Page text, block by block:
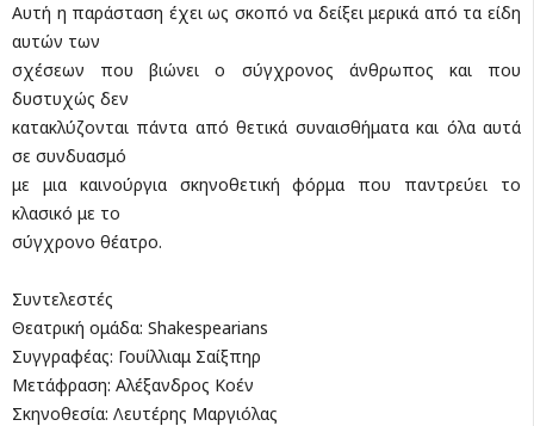
Αυτή η παράσταση έχει ως σκοπό να δείξει μερικά από τα είδη
αυτών των
σχέσεων που βιώνει ο σύγχρονος άνθρωπος και που
δυστυχώς δεν
κατακλύζονται πάντα από θετικά συναισθήματα και όλα αυτά
σε συνδυασμό
με μια καινούργια σκηνοθετική φόρμα που παντρεύει το
κλασικό με το
σύγχρονο θέατρο.
Συντελεστές
Θεατρική ομάδα: Shakespearians
Συγγραφέας: Γουίλλιαμ Σαίξπηρ
Μετάφραση: Αλέξανδρος Κοέν
Σκηνοθεσία: Λευτέρης Μαργιόλας